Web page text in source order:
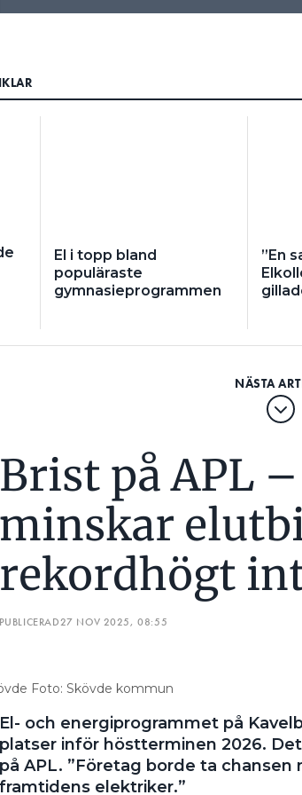
El i topp bland
populäraste
gymnasieprogrammen
”En
Brist på APL
minskar
rekordhögt
PUBLICERAD27 NOV 2025, 08:55
Foto: Skövde kommun
El- och energiprogrammet på
platser inför höstterminen 2026.
på APL. ”Företag borde ta
framtidens elektriker.”